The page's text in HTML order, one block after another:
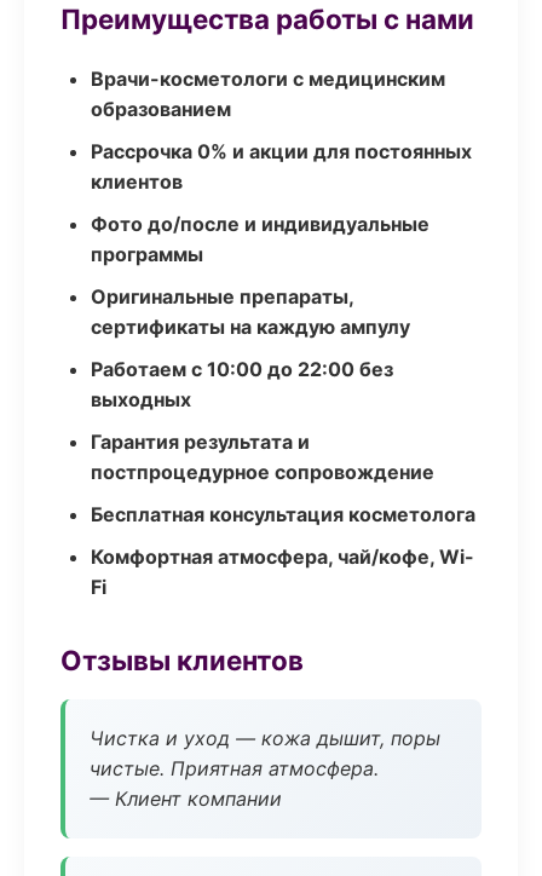
Преимущества работы с нами
Врачи-косметологи с медицинским
образованием
Рассрочка 0% и акции для постоянных
клиентов
Фото до/после и индивидуальные
программы
Оригинальные препараты,
сертификаты на каждую ампулу
Работаем с 10:00 до 22:00 без
выходных
Гарантия результата и
постпроцедурное сопровождение
Бесплатная консультация косметолога
Комфортная атмосфера, чай/кофе, Wi-
Fi
Отзывы клиентов
Чистка и уход — кожа дышит, поры
чистые. Приятная атмосфера.
— Клиент компании